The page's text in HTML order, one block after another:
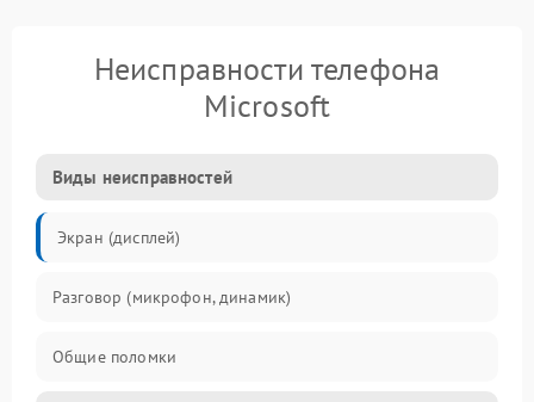
Неисправности телефона
Microsoft
Виды неисправностей
Экран (дисплей)
Разговор (микрофон, динамик)
Общие поломки